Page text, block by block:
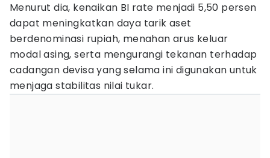
Menurut dia, kenaikan BI rate menjadi 5,50 persen
dapat meningkatkan daya tarik aset
berdenominasi rupiah, menahan arus keluar
modal asing, serta mengurangi tekanan terhadap
cadangan devisa yang selama ini digunakan untuk
menjaga stabilitas nilai tukar.